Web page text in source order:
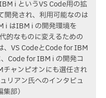
i というVS Code用の拡
開発され、利用可能なのは
i はIBM i の開発環境を
的なものに変えるための
、VS CodeとCode for IBM
Code for IBM i の開発コ
チャンピオンにも選任され
リアン氏へのインタビュ
部）